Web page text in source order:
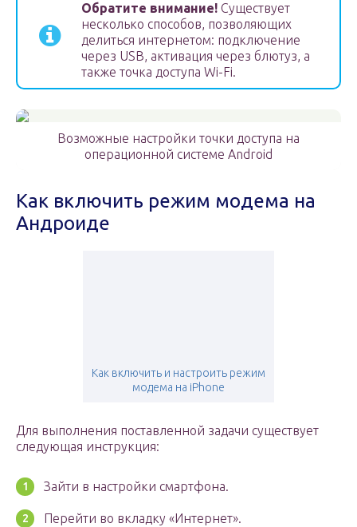
Обратите внимание! Существует
несколько способов, позволяющих
делиться интернетом: подключение
через USB, активация через блютуз, а
также точка доступа Wi-Fi.
Возможные настройки точки доступа на
операционной системе Android
Как включить режим модема на
Андроиде
Как включить и настроить режим
модема на iPhone
Для выполнения поставленной задачи существует
следующая инструкция:
Зайти в настройки смартфона.
Перейти во вкладку «Интернет».